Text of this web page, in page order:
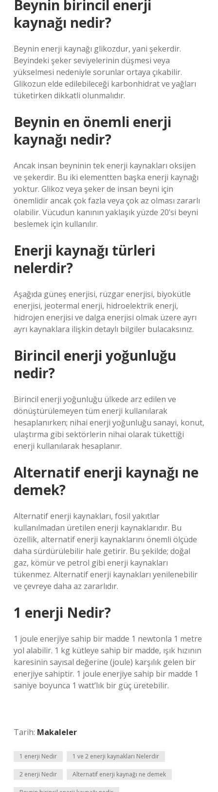
Beynin birincil enerji
kaynağı nedir?
Beynin enerji kaynağı glikozdur, yani şekerdir.
Beyindeki şeker seviyelerinin düşmesi veya
yükselmesi nedeniyle sorunlar ortaya çıkabilir.
Glikozun elde edilebileceği karbonhidrat ve yağları
tüketirken dikkatli olunmalıdır.
Beynin en önemli enerji
kaynağı nedir?
Ancak insan beyninin tek enerji kaynakları oksijen
ve şekerdir. Bu iki elementten başka enerji kaynağı
yoktur. Glikoz veya şeker de insan beyni için
önemlidir ancak çok fazla veya çok az olması zararlı
olabilir. Vücudun kanının yaklaşık yüzde 20’si beyni
beslemek için kullanılır.
Enerji kaynağı türleri
nelerdir?
Aşağıda güneş enerjisi, rüzgar enerjisi, biyokütle
enerjisi, jeotermal enerji, hidroelektrik enerji,
hidrojen enerjisi ve dalga enerjisi olmak üzere ayrı
ayrı kaynaklara ilişkin detaylı bilgiler bulacaksınız.
Birincil enerji yoğunluğu
nedir?
Birincil enerji yoğunluğu ülkede arz edilen ve
dönüştürülemeyen tüm enerji kullanılarak
hesaplanırken; nihai enerji yoğunluğu sanayi, konut,
ulaştırma gibi sektörlerin nihai olarak tükettiği
enerji kullanılarak hesaplanır.
Alternatif enerji kaynağı ne
demek?
Alternatif enerji kaynakları, fosil yakıtlar
kullanılmadan üretilen enerji kaynaklarıdır. Bu
özellik, alternatif enerji kaynaklarını önemli ölçüde
daha sürdürülebilir hale getirir. Bu şekilde; doğal
gaz, kömür ve petrol gibi enerji kaynakları
tükenmez. Alternatif enerji kaynakları yenilenebilir
ve çevreye daha az zararlıdır.
1 enerji Nedir?
1 joule enerjiye sahip bir madde 1 newtonla 1 metre
yol alabilir. 1 kg kütleye sahip bir madde, ışık hızının
karesinin sayısal değerine (joule) karşılık gelen bir
enerjiye sahiptir. 1 joule enerjiye sahip bir madde 1
saniye boyunca 1 watt’lık bir güç üretebilir.
Tarih: Makaleler
1 enerji Nedir 1 ve 2 enerji kaynakları Nelerdir
2 enerji Nedir Alternatif enerji kaynağı ne demek